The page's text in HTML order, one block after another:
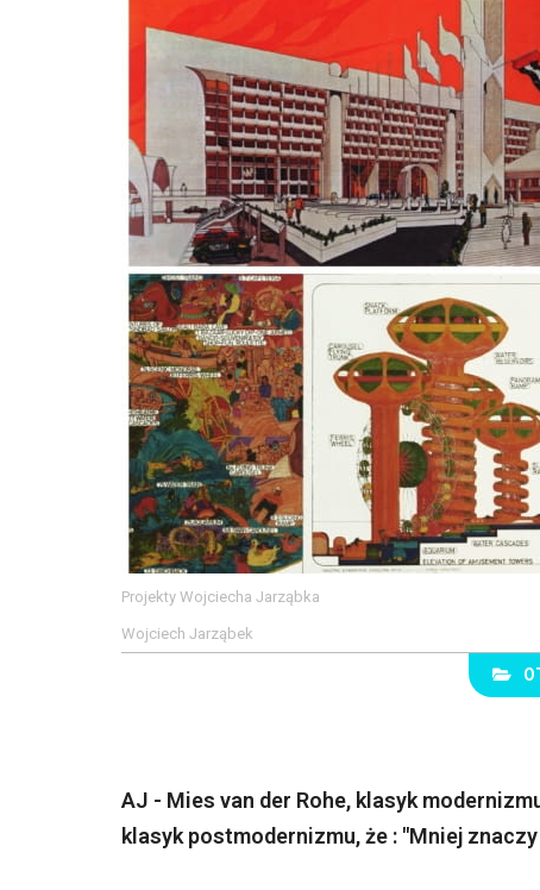
Projekty Wojciecha Jarząbka
Wojciech Jarząbek
AJ - Mies van der Rohe, klasyk
klasyk postmodernizmu, że : "Mniej